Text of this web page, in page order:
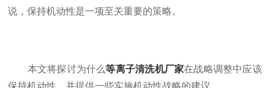
说，保持机动性是一项至关重要的策略。
本文将探讨为什么等离子清洗机厂家在战略调整中应该
保持机动性，并提供一些实施机动性战略的建议。